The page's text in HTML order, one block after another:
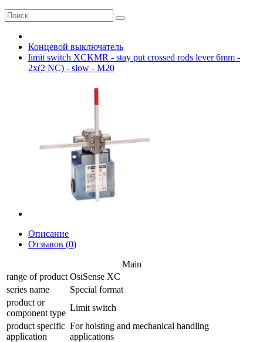
Концевой выключатель
limit switch XCKMR - stay put crossed rods lever 6mm -
2x(2 NC) - slow - M20
Описание
Отзывов (0)
Main
range of product OsiSense XC
series name
Special format
product or
component type
Limit switch
product specific
application
For hoisting and mechanical handling
applications